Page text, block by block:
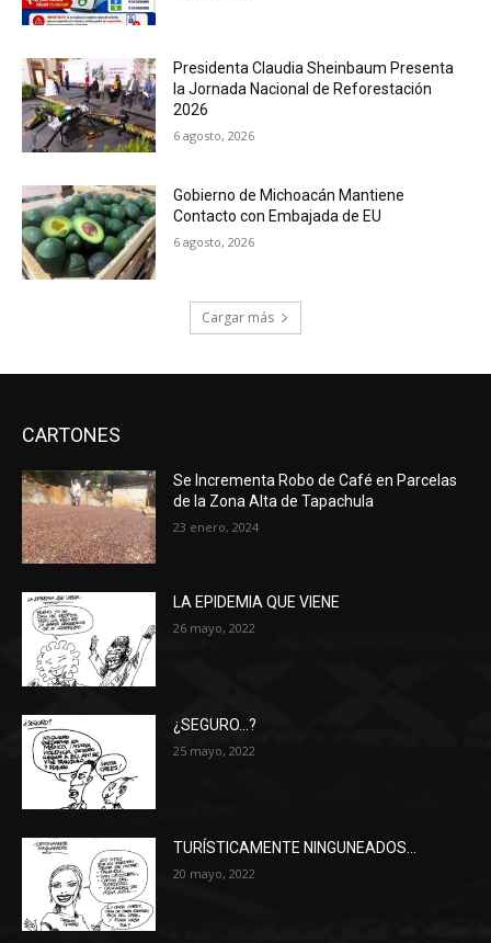
Presidenta Claudia Sheinbaum Presenta
la Jornada Nacional de Reforestación
2026
6 agosto, 2026
Gobierno de Michoacán Mantiene
Contacto con Embajada de EU
6 agosto, 2026
Cargar más
CARTONES
Se Incrementa Robo de Café en Parcelas
de la Zona Alta de Tapachula
23 enero, 2024
LA EPIDEMIA QUE VIENE
26 mayo, 2022
¿SEGURO…?
25 mayo, 2022
TURÍSTICAMENTE NINGUNEADOS…
20 mayo, 2022